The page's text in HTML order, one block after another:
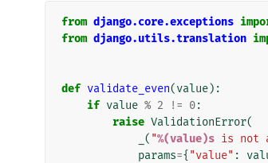
from django.core.exceptions
from django.utils.translation
def validate_even(value):
if value % 2 != 0:
raise ValidationError(
( "%(value)s is not
params={ "value" :